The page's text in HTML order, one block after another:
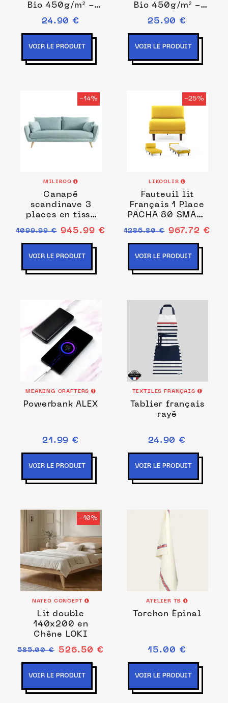
Bio 450g/m² -
Plage & Toilette
Écru
24.90 €
VOIR LE PRODUIT
Bio 450g/m² -
Plage & Toilette
Turquoise
25.90 €
VOIR LE PRODUIT
-14%
MILIBOO
Canapé
scandinave 3
places en tissu
bleu glacier et
bois clair CREEP
1099.99 € 945.99 €
VOIR LE PRODUIT
-25%
LIKOOLIS
Fauteuil lit
Français 1 Place
PACHA 80 SMALL
sans accoudoirs
Tissu / JAUNE
MOUTARDE - Filo
- Yellow -
1286.80 € 967.72 €
VOIR LE PRODUIT
MEANING CRAFTERS
Powerbank ALEX
21.99 €
VOIR LE PRODUIT
TEXTILES FRANÇAIS
Tablier français
rayé
24.90 €
VOIR LE PRODUIT
-10%
NATEO CONCEPT
Lit double
140x200 en
Chêne LOKI
585.00 € 526.50 €
VOIR LE PRODUIT
ATELIER TB
Torchon Épinal
15.00 €
VOIR LE PRODUIT